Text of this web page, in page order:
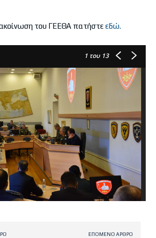
του ΓΕΕΘΑ πατήστεεδώ.
1 του 13
ΕΠΌΜΕΝΟ ΆΡΘΡΟ